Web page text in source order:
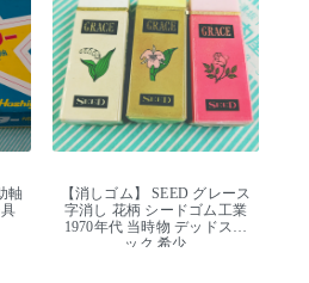
軸
【消しゴム】 SEED グレース
字消し 花柄 シードゴム工業
1970年代 当時物 デッドスト
ック 希少